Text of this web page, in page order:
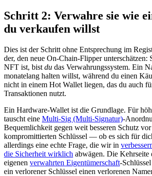
Schritt 2: Verwahre sie wie
du verkaufen willst
Dies ist der Schritt ohne Entsprechung im
der, den neue On-Chain-Flipper unterschätzen:
NFT ist, bist du das Verwahrungssystem. Ein
monatelang halten willst, während du einen
nicht in einem Hot Wallet liegen, das du auch
Transaktionen nutzt.
Ein Hardware-Wallet ist die Grundlage. Für
tauscht eine Multi-Sig (Multi-Signatur)-
Bequemlichkeit gegen weit besseren Schutz
kompromittierten Schlüssel — ob es sich für
allerdings eine echte Frage, die wir in
die Sicherheit wirklich abwägen. Die Kehrseite
eigenen verwahrten Eigentümerschaft-
ein verlorener Schlüssel einen verlorenen